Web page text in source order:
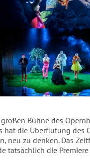
Bühne des
hat die Überflutung des
neu zu denken. Das
tatsächlich die